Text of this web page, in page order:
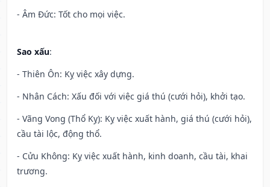
- Âm Đức: Tốt cho mọi việc.
Sao xấu:
- Thiên Ôn: Kỵ việc xây dựng.
- Nhân Cách: Xấu đối với việc giá thú (cưới hỏi), khởi tạo.
- Vãng Vong (Thổ Kỵ): Kỵ việc xuất hành, giá thú (cưới hỏi),
cầu tài lộc, động thổ.
- Cửu Không: Kỵ việc xuất hành, kinh doanh, cầu tài, khai
trương.